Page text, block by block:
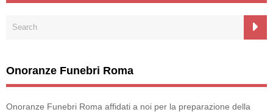
Onoranze Funebri Roma
Onoranze Funebri Roma affidati a noi per la preparazione della